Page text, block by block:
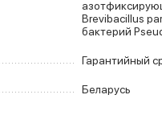
Brevibacillus
бактерий
Гарантийный
Беларусь